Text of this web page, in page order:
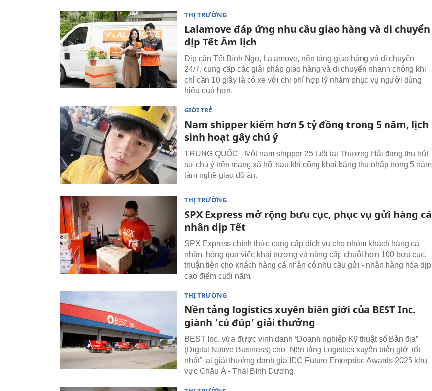
THỊ TRƯỜNG
Lalamove đáp ứng nhu cầu giao hàng và di chuyển
dịp Tết Âm lịch
Dịp cận Tết Bính Ngọ, Lalamove, nền tảng giao hàng và di chuyển
24/7, cung cấp các giải pháp giao hàng và di chuyển nhanh chóng khi
chỉ cần 10 giây là có xe với chi phí hợp lý nhằm phục vụ người dùng
hiệu quả hơn.
GIỚI TRẺ
Nam shipper kiếm hơn 5 tỷ đồng trong 5 năm, lịch
sinh hoạt gây chú ý
TRUNG QUỐC - Một nam shipper 25 tuổi tại Thượng Hải đang thu hút
sự chú ý trên mạng xã hội sau khi công khai bảng thu nhập trong 5 năm
làm nghề giao đồ ăn.
THỊ TRƯỜNG
SPX Express mở rộng bưu cục, phục vụ gửi hàng cá
nhân dịp Tết
SPX Express chính thức cung cấp dịch vụ cho nhóm khách hàng cá
nhân thông qua việc khai trương và nâng cấp chuỗi hơn 100 bưu cục,
thuận tiện cho khách hàng cá nhân có nhu cầu gửi - nhận hàng hóa dịp
cao điểm cuối năm.
THỊ TRƯỜNG
Nền tảng logistics xuyên biên giới của BEST Inc.
giành ‘cú đúp’ giải thưởng
BEST Inc. vừa được vinh danh “Doanh nghiệp Kỹ thuật số Bản địa”
(Digital Native Business) cho “Nền tảng Logistics xuyên biên giới tốt
nhất” tại giải thưởng danh giá IDC Future Enterprise Awards 2025 khu
vực Châu Á - Thái Bình Dương.